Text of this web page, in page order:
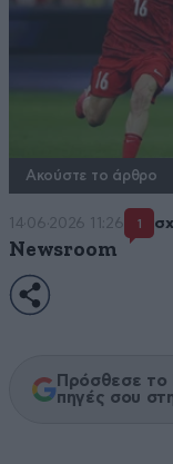
Ακούστε το άρθρο
14·06·2026 11:26 1
Newsroom
Πρόσθεσε το
πηγές σου